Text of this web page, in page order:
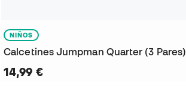
NIÑOS
Calcetines Jumpman Quarter (3 Pares)
14,99 €